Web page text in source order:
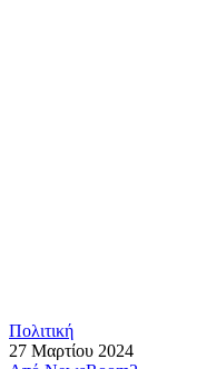
Πολιτική
27 Μαρτίου 2024